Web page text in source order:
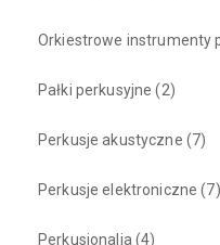
Orkiestrowe instrumenty
Pałki perkusyjne (2)
Perkusje akustyczne (7)
Perkusje elektroniczne (7)
Perkusjonalia (4)